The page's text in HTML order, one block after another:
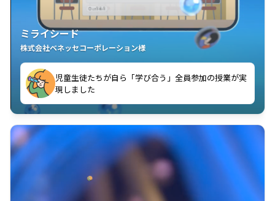
ミライシード
株式会社ベネッセコーポレーション様
児童生徒たちが自ら「学び合う」全員参加の授業が実
現しました
児童一人ひとりが理解度に応じて楽しく問題をとき進
められるようになりました